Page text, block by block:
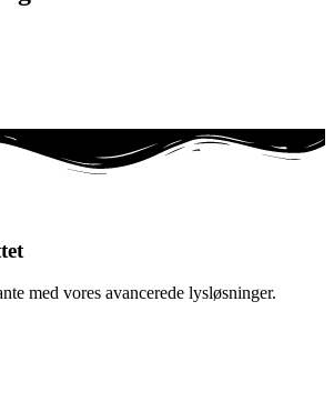
med vores avancerede lysløsninger.